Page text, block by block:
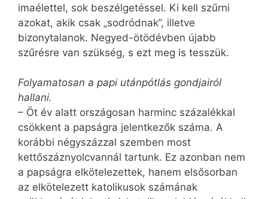
imaélettel, sok beszélgetéssel. Ki kell szűrni
azokat, akik csak „sodródnak”, illetve
bizonytalanok. Negyed-ötödévben újabb
szűrésre van szükség, s ezt meg is tesszük.
Folyamatosan a papi utánpótlás gondjairól
hallani.
– Öt év alatt országosan harminc százalékkal
csökkent a papságra jelentkezők száma. A
korábbi négyszázzal szemben most
kettőszáznyolcvannál tartunk. Ez azonban nem
a papságra elkötelezettek, hanem elsősorban
az elkötelezett katolikusok számának